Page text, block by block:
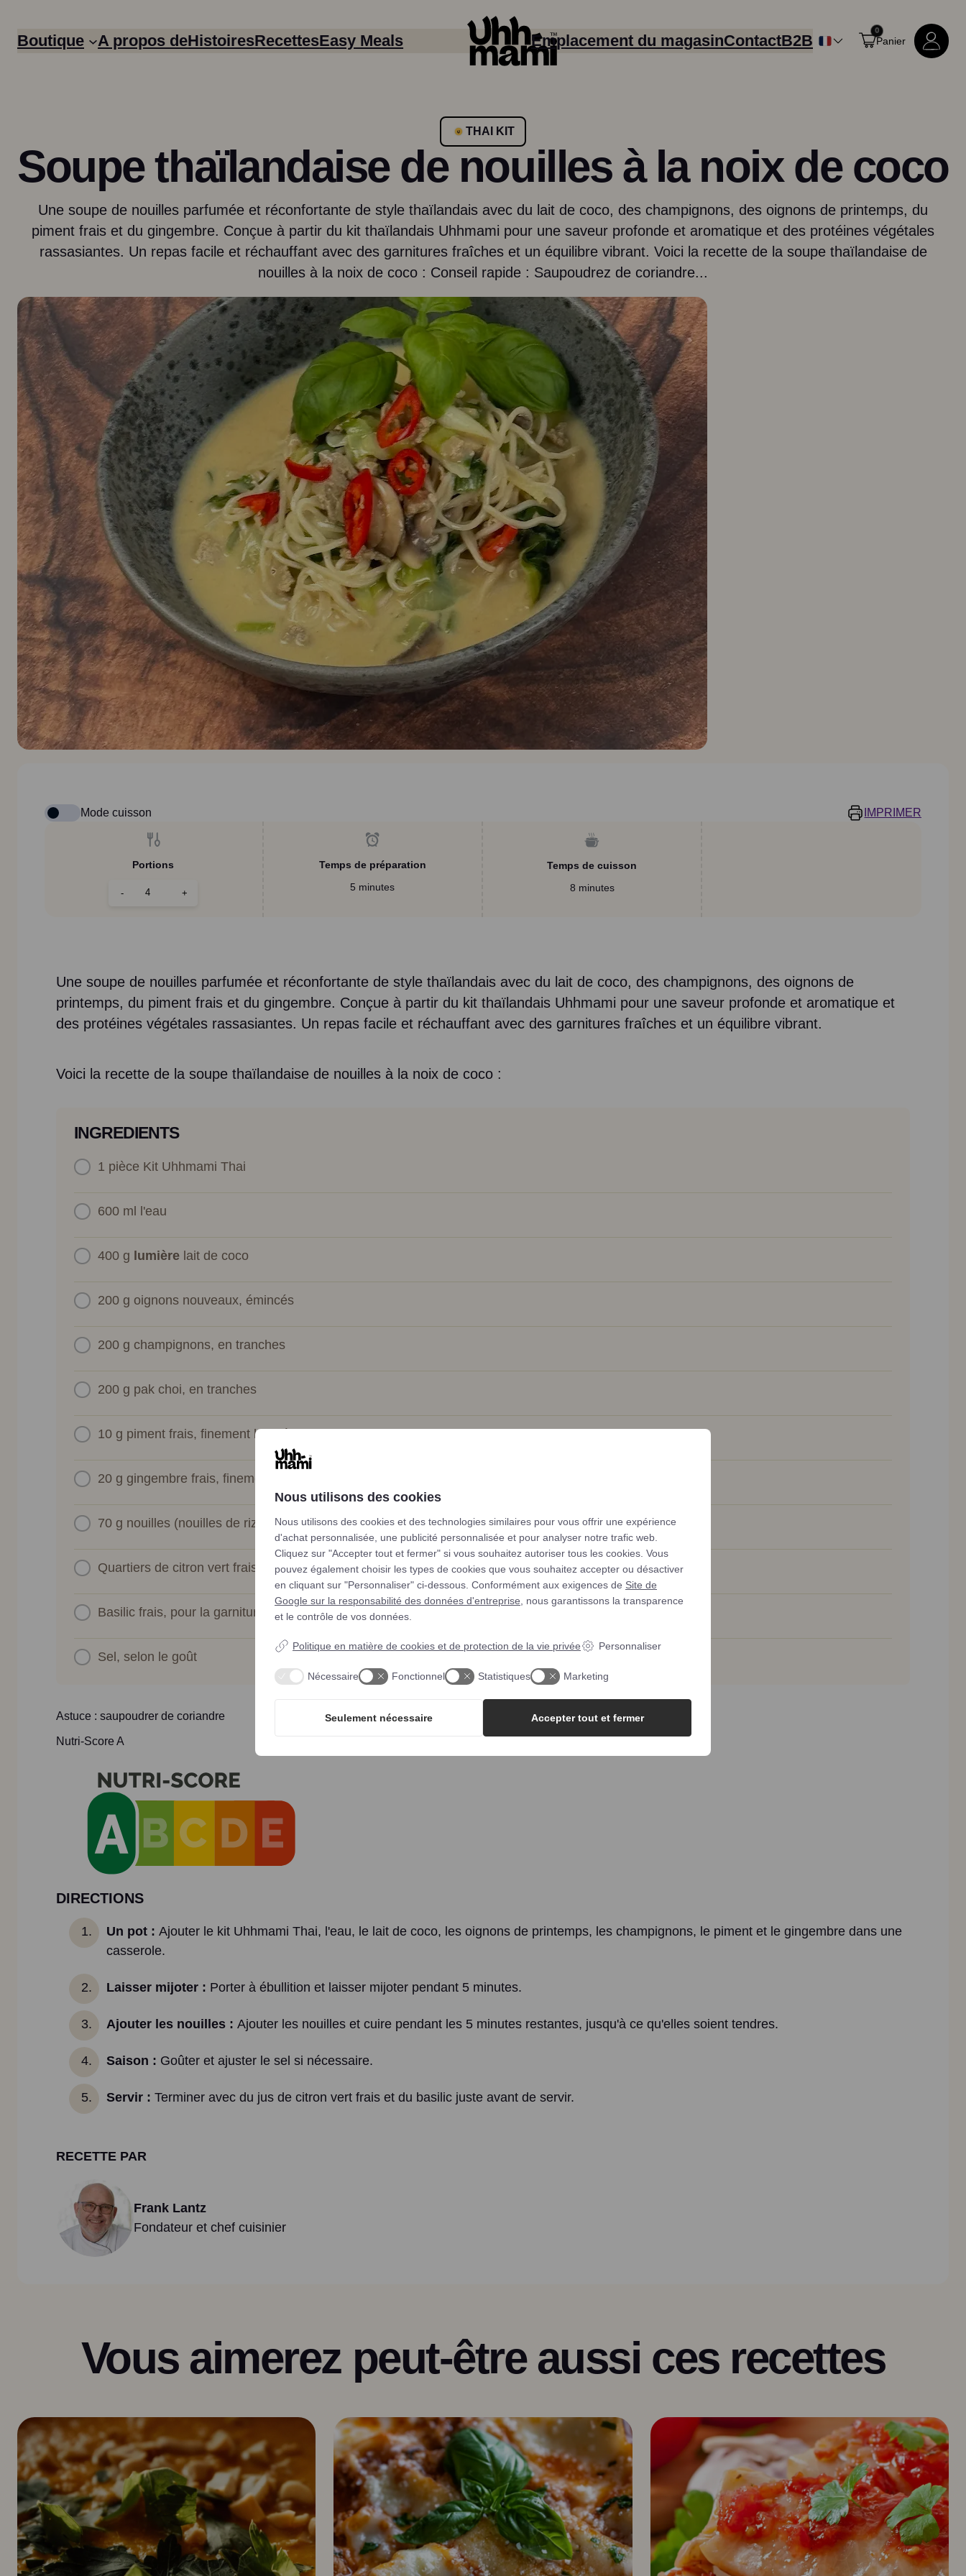
Boutique
Boullion Saveur / goût Tous les produits
A propos deHistoiresRecettesEasy Meals Emplacement du magasinContactB2B
0
Panier
THAI KIT
Soupe thaïlandaise de nouilles à la noix de coco
Une soupe de nouilles parfumée et réconfortante de style thaïlandais avec du lait de coco, des champignons, des oignons de printemps, du
piment frais et du gingembre. Conçue à partir du kit thaïlandais Uhhmami pour une saveur profonde et aromatique et des protéines végétales
rassasiantes. Un repas facile et réchauffant avec des garnitures fraîches et un équilibre vibrant. Voici la recette de la soupe thaïlandaise de
nouilles à la noix de coco : Conseil rapide : Saupoudrez de coriandre...
Mode cuisson IMPRIMER
Portions
- +
Temps de préparation
5 minutes
Temps de cuisson
8 minutes
Une soupe de nouilles parfumée et réconfortante de style thaïlandais avec du lait de coco, des champignons, des oignons de
printemps, du piment frais et du gingembre. Conçue à partir du kit thaïlandais Uhhmami pour une saveur profonde et aromatique et
des protéines végétales rassasiantes. Un repas facile et réchauffant avec des garnitures fraîches et un équilibre vibrant.
Voici la recette de la soupe thaïlandaise de nouilles à la noix de coco :
INGREDIENTS
1 pièce Kit Uhhmami Thai
600 ml l'eau
400 g lumièrelait de coco
200 g oignons nouveaux, émincés
200 g champignons, en tranches
200 g pak choi, en tranches
10 g piment frais, finement haché
20 g gingembre frais, finement haché
70 g nouilles (nouilles de riz ou ramen)
Quartiers de citron vert frais, pour servir
Basilic frais, pour la garniture
Sel, selon le goût
Astuce : saupoudrer de coriandre
Nutri-Score A
DIRECTIONS
Un pot : Ajouter le kit Uhhmami Thai, l'eau, le lait de coco, les oignons de printemps, les champignons, le piment et le gingembre dans une
casserole.
Laisser mijoter : Porter à ébullition et laisser mijoter pendant 5 minutes.
Ajouter les nouilles : Ajouter les nouilles et cuire pendant les 5 minutes restantes, jusqu'à ce qu'elles soient tendres.
Saison : Goûter et ajuster le sel si nécessaire.
Servir : Terminer avec du jus de citron vert frais et du basilic juste avant de servir.
RECETTE PAR
Frank Lantz
Fondateur et chef cuisinier
Vous aimerez peut-être aussi ces recettes
Nous utilisons des cookies
Nous utilisons des cookies et des technologies similaires pour vous offrir une expérience
d'achat personnalisée, une publicité personnalisée et pour analyser notre trafic web.
Cliquez sur "Accepter tout et fermer" si vous souhaitez autoriser tous les cookies. Vous
pouvez également choisir les types de cookies que vous souhaitez accepter ou désactiver
en cliquant sur "Personnaliser" ci-dessous. Conformément aux exigences de Site de
Google sur la responsabilité des données d'entreprise , nous garantissons la transparence
et le contrôle de vos données.
Politique en matière de cookies et de protection de la vie privée Personnaliser
Nécessaire Fonctionnel Statistiques Marketing
Seulement nécessaire Accepter tout et fermer